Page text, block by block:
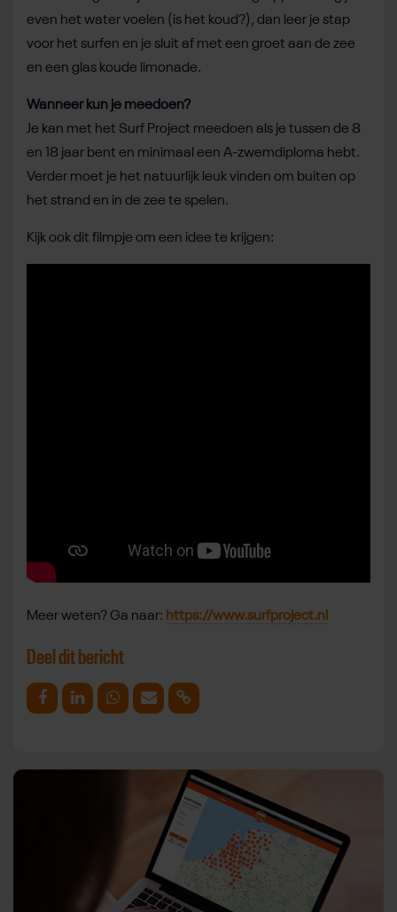
even het water voelen (is het koud?), dan leer je stap
voor het surfen en je sluit af met een groet aan de zee
en een glas koude limonade.
Wanneer kun je meedoen?
Je kan met het Surf Project meedoen als je tussen de 8
en 18 jaar bent en minimaal een A-zwemdiploma hebt.
Verder moet je het natuurlijk leuk vinden om buiten op
het strand en in de zee te spelen.
Kijk ook dit filmpje om een idee te krijgen:
Meer weten? Ga naar: https://www.surfproject.nl
Deel dit bericht
Deel op Facebook
Deel op LinkedinDeel op Whatsapp
Mail link Kopieer link